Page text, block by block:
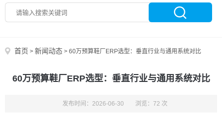
首页 > 新闻动态 > 60万预算鞋厂ERP选型：垂直行业与通用系统对比
60万预算鞋厂ERP选型：垂直行业与通用系统对比
发布时间：2026-06-30 浏览：72 次